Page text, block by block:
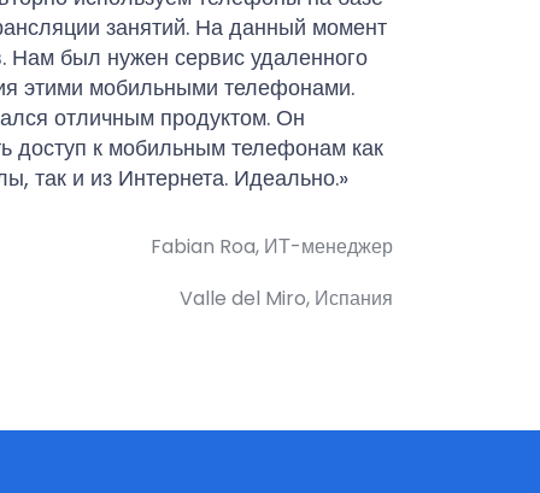
занятий. На данный момент
Нам был нужен сервис удаленного
этими мобильными телефонами.
отличным продуктом. Он
доступ к мобильным телефонам как
так и из Интернета. Идеально.»
Fabian Roa, ИТ-менеджер
Valle del Miro, Испания